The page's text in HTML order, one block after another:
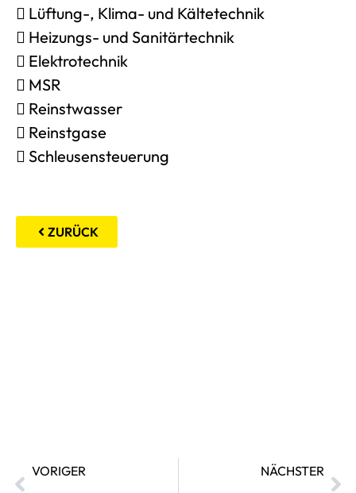
Lüftung-, Klima- und Kältetechnik
Heizungs- und Sanitärtechnik
Elektrotechnik
MSR
Reinstwasser
Reinstgase
Schleusensteuerung
ZURÜCK
VORIGER NÄCHSTER